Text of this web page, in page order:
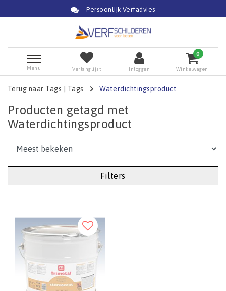
Persoonlijk Verfadvies
Menu Verlanglijst Inloggen
0
Winkelwagen
Terug naar Tags Tags Waterdichtingsproduct
Producten getagd met
Waterdichtingsproduct
Filters